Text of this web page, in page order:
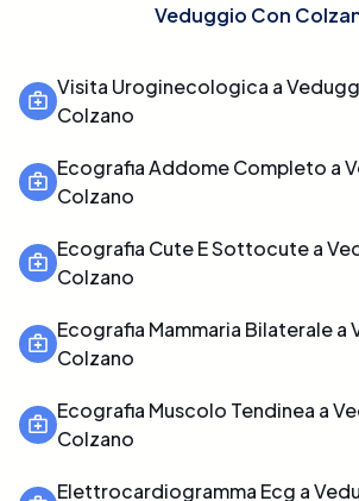
Veduggio Con
Visita Uroginecologica a
Colzano
Ecografia Addome Completo a
Colzano
Ecografia Cute E Sottocute a
Colzano
Ecografia Mammaria Bilaterale a
Colzano
Ecografia Muscolo Tendinea a
Colzano
Elettrocardiogramma Ecg a